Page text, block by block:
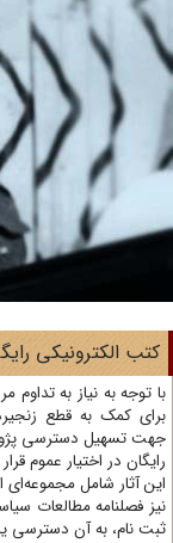
الکترونیکی رایگان
کمک به قطع
تسهیل دسترسی
در اختیار عموم قرار
آثار شامل مجموعه‌ای از
فصلنامه مطالعات
نام، به آن دسترسی